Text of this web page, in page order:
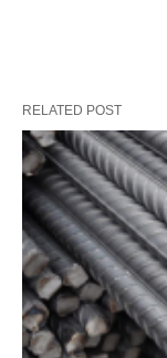
RELATED POST